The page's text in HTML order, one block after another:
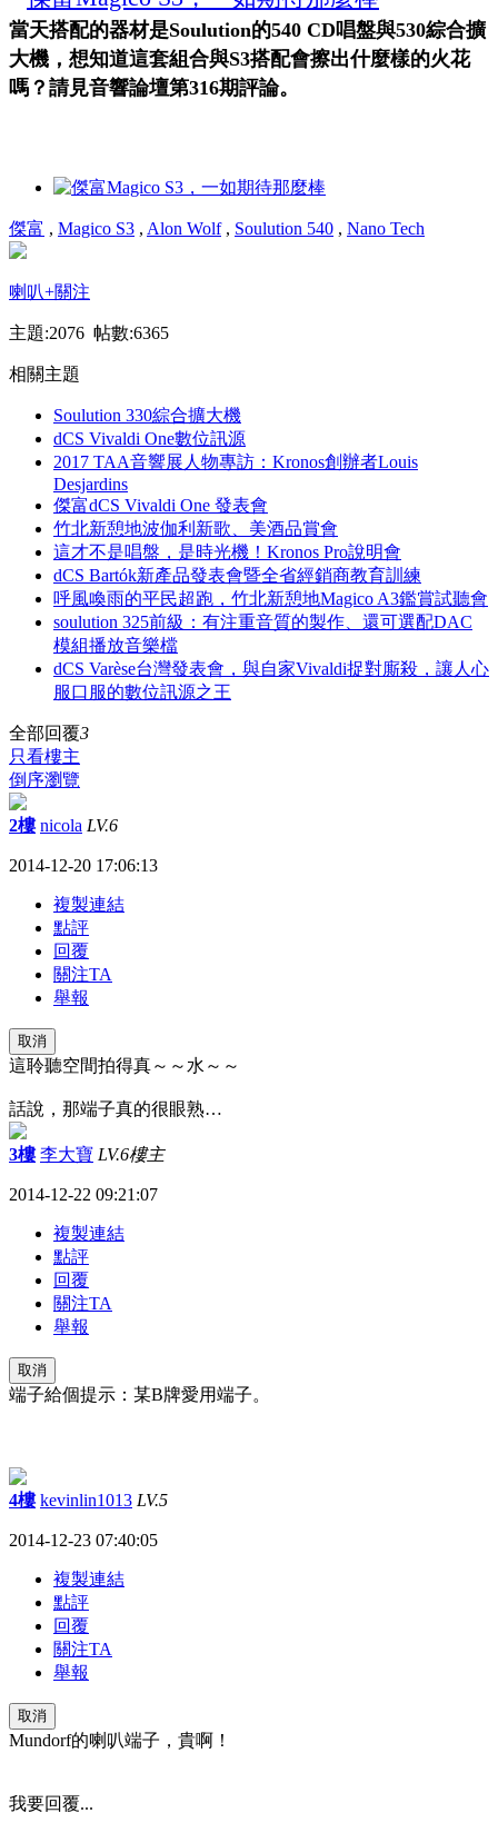
當天搭配的器材是Soulution的540 CD唱盤與530綜合擴
大機，想知道這套組合與S3搭配會擦出什麼樣的火花
嗎？請見音響論壇第316期評論。
傑富 , Magico S3 , Alon Wolf, Soulution 540 , Nano Tech
喇叭+關注
主題:2076 帖數:6365
相關主題
Soulution 330綜合擴大機
dCS Vivaldi One數位訊源
2017 TAA音響展人物專訪：Kronos創辦者Louis
Desjardins
傑富dCS Vivaldi One 發表會
竹北新憩地波伽利新歌、美酒品賞會
這才不是唱盤，是時光機！Kronos Pro說明會
dCS Bartók新產品發表會暨全省經銷商教育訓練
呼風喚雨的平民超跑，竹北新憩地Magico A3鑑賞試聽會
soulution 325前級：有注重音質的製作、還可選配DAC
模組播放音樂檔
dCS Varèse台灣發表會，與自家Vivaldi捉對廝殺，讓人心
服口服的數位訊源之王
全部回覆3
只看樓主
倒序瀏覽
2樓 nicola LV.6
2014-12-20 17:06:13
複製連結
點評
回覆
關注TA
舉報
取消
這聆聽空間拍得真～～水～～
話說，那端子真的很眼熟…
3樓 李大寶 LV.6樓主
2014-12-22 09:21:07
複製連結
點評
回覆
關注TA
舉報
取消
端子給個提示：某B牌愛用端子。
4樓 kevinlin1013 LV.5
2014-12-23 07:40:05
複製連結
點評
回覆
關注TA
舉報
取消
Mundorf的喇叭端子，貴啊！
我要回覆...